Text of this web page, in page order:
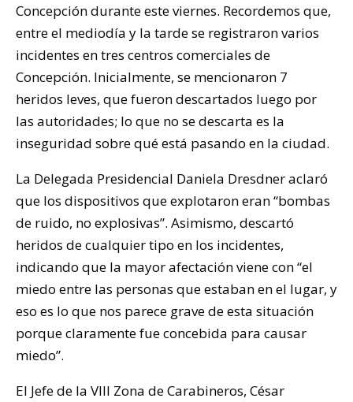
Concepción durante este viernes. Recordemos que,
entre el mediodía y la tarde se registraron varios
incidentes en tres centros comerciales de
Concepción. Inicialmente, se mencionaron 7
heridos leves, que fueron descartados luego por
las autoridades; lo que no se descarta es la
inseguridad sobre qué está pasando en la ciudad.
La Delegada Presidencial Daniela Dresdner aclaró
que los dispositivos que explotaron eran “bombas
de ruido, no explosivas”. Asimismo, descartó
heridos de cualquier tipo en los incidentes,
indicando que la mayor afectación viene con “el
miedo entre las personas que estaban en el lugar, y
eso es lo que nos parece grave de esta situación
porque claramente fue concebida para causar
miedo”.
El Jefe de la VIII Zona de Carabineros, César